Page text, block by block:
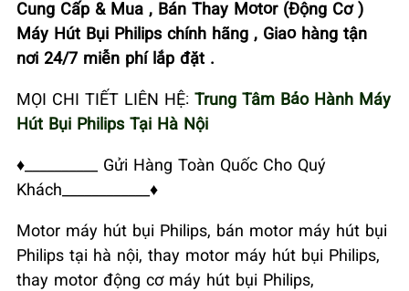
Cung Cấp & Mua , Bán Thay Motor (Động Cơ )
Máy Hút Bụi Philips chính hãng , Giao hàng tận
nơi 24/7 miễn phí lắp đặt .
MỌI CHI TIẾT LIÊN HỆ: Trung Tâm Bảo Hành Máy
Hút Bụi Philips Tại Hà Nội
♦__________ Gửi Hàng Toàn Quốc Cho Quý
Khách____________♦
Motor máy hút bụi Philips, bán motor máy hút bụi
Philips tại hà nội, thay motor máy hút bụi Philips,
thay motor động cơ máy hút bụi Philips,